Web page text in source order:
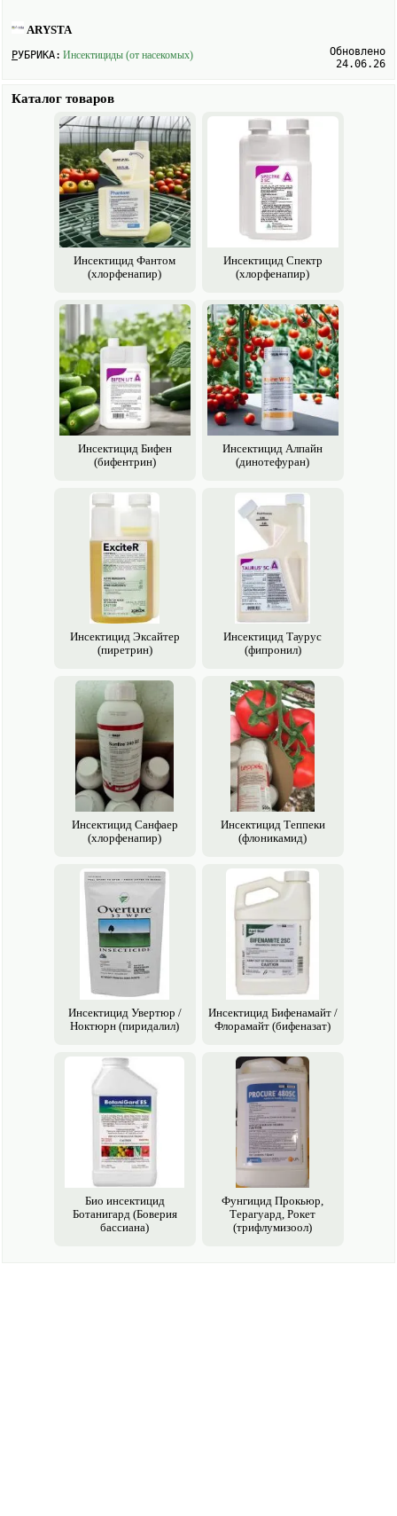
ARYSTA
РУБРИКА: Инсектициды (от насекомых)
Обновлено
24.06.26
Каталог товаров
Инсектицид Фантом
(хлорфенапир)
Инсектицид Спектр
(хлорфенапир)
Инсектицид Бифен
(бифентрин)
Инсектицид Алпайн
(динотефуран)
Инсектицид Эксайтер
(пиретрин)
Инсектицид Таурус
(фипронил)
Инсектицид Санфаер
(хлорфенапир)
Инсектицид Теппеки
(флоникамид)
Инсектицид Увертюр /
Ноктюрн (пиридалил)
Инсектицид Бифенамайт /
Флорамайт (бифеназат)
Био инсектицид
Ботанигард (Боверия
бассиана)
Фунгицид Прокьюр,
Терагуард, Рокет
(трифлумизоол)